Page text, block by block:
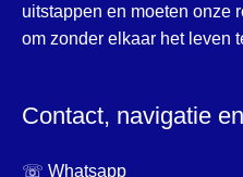
uitstappen en moeten onze
om zonder elkaar het leven
Contact, navigatie
☏ Whatsapp